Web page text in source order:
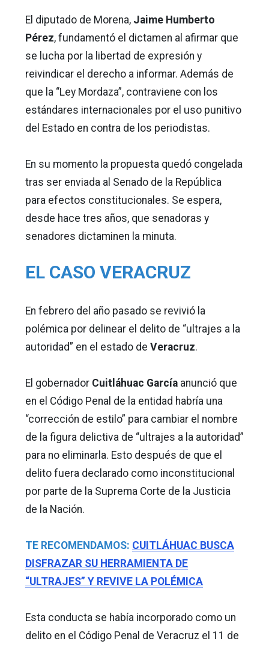
El diputado de Morena, Jaime Humberto
Pérez, fundamentó el dictamen al afirmar que
se lucha por la libertad de expresión y
reivindicar el derecho a informar. Además de
que la “Ley Mordaza”, contraviene con los
estándares internacionales por el uso punitivo
del Estado en contra de los periodistas.
En su momento la propuesta quedó congelada
tras ser enviada al Senado de la República
para efectos constitucionales. Se espera,
desde hace tres años, que senadoras y
senadores dictaminen la minuta.
EL CASO VERACRUZ
En febrero del año pasado se revivió la
polémica por delinear el delito de “ultrajes a la
autoridad” en el estado de Veracruz.
El gobernador Cuitláhuac García anunció que
en el Código Penal de la entidad habría una
“corrección de estilo” para cambiar el nombre
de la figura delictiva de “ultrajes a la autoridad”
para no eliminarla. Esto después de que el
delito fuera declarado como inconstitucional
por parte de la Suprema Corte de la Justicia
de la Nación.
TE RECOMENDAMOS: CUITLÁHUAC BUSCA
DISFRAZAR SU HERRAMIENTA DE
“ULTRAJES” Y REVIVE LA POLÉMICA
Esta conducta se había incorporado como un
delito en el Código Penal de Veracruz el 11 de